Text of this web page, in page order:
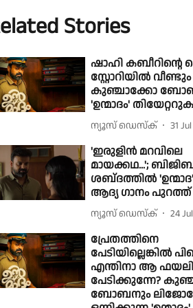
Stories
ഷാഹി കബീറിന്റെ
സ്റ്റോറിയിൽ വീണ്ടും
കുഞ്ചാക്കോ
'ഉന്മാദം'
ന്യൂസ് ഡെസ്ക് 31
'ഇരുളിൻ മറവിലെ
മായക്കഥ...';
ശബ്‍ദത്തിൽ
ആദ്യ ഗാനം പുറത്ത്
ന്യൂസ് ഡെസ്ക് 24
പ്രേതത്തിനെ
പേടിയില്ലെങ്കിൽ
എന്തിനാ ആ
പേടിക്കുന്നേ?
ബോബനും